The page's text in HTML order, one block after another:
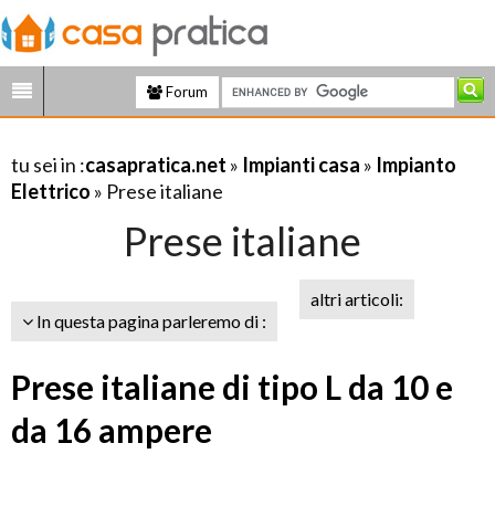
Forum
tu sei in :casapratica.net » Impianti casa » Impianto
Elettrico » Prese italiane
Prese italiane
In questa pagina parleremo di :
altri articoli:
Prese italiane di tipo L da 10 e
da 16 ampere